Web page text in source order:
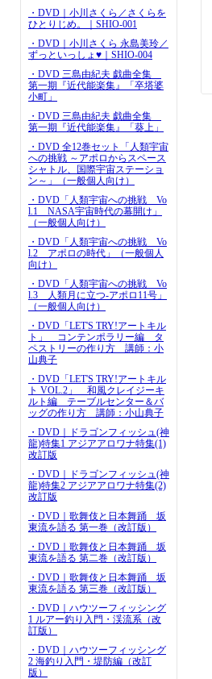
・DVD｜小川さくら／さくらを
ひとりじめ。｜SHIO-001
・DVD｜小川さくら 永島美玲／
ずっといっしょ♥｜SHIO-004
・DVD 三島由紀夫 戯曲全集
第一期『近代能楽集』「卒塔婆
小町」
・DVD 三島由紀夫 戯曲全集
第一期『近代能楽集』「葵上」
・DVD 全12巻セット「人類宇宙
への挑戦 ～アポロからスペース
シャトル、国際宇宙ステーショ
ン～」（一般個人向け）
・DVD「人類宇宙への挑戦 Vo
l.1 NASA宇宙時代の幕開け」
（一般個人向け）
・DVD「人類宇宙への挑戦 Vo
l.2 アポロの時代」（一般個人
向け）
・DVD「人類宇宙への挑戦 Vo
l.3 人類月に立つ-アポロ11号」
（一般個人向け）
・DVD「LET'S TRY!アートキル
ト」 コンテンポラリー編 タ
ペストリーの作り方 講師：小
山典子
・DVD「LET'S TRY!アートキル
ト VOL.2」 和風クレイジーキ
ルト編 テーブルセンター＆バ
ッグの作り方 講師：小山典子
・DVD｜ドラゴンフィッシュ(神
龍)特集1 アジアアロワナ特集(1)
改訂版
・DVD｜ドラゴンフィッシュ(神
龍)特集2 アジアアロワナ特集(2)
改訂版
・DVD｜歌舞伎と日本舞踊 坂
東流を語る 第一巻（改訂版）
・DVD｜歌舞伎と日本舞踊 坂
東流を語る 第二巻（改訂版）
・DVD｜歌舞伎と日本舞踊 坂
東流を語る 第三巻（改訂版）
・DVD｜ハウツーフィッシング
1 ルアー釣り入門・渓流系（改
訂版）
・DVD｜ハウツーフィッシング
2 海釣り入門・堤防編（改訂
版）